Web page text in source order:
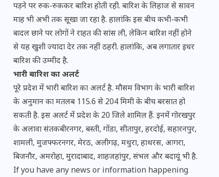
पड़ने पर रुक-रुककर बारिश होती रही. बारिश के लिहाज से सावन
माह भी अभी तक सूखा जा रहा है. हालांकि इस बीच कभी-कभी
बादल छाने पर लोगों ने राहत की सांस ली, लेकिन बारिश नहीं होने
से यह खुशी ज्यादा देर तक नहीं ठहरी. हालांकि, अब लगातार इधर
बारिश की उम्मीद है.
भारी बारिश का अलर्ट
पूरे प्रदेश में भारी बारिश का अलर्ट है. मौसम विभाग के भारी बारिश
के अनुमान का मतलब 115.6 से 204 मिमी के बीच बरसात हो
सकती है. इस अलर्ट में प्रदेश के 20 जिले शामिल हैं. इनमें गोरखपुर
के अलावा संतकबीरनगर, बस्ती, गोंडा, सीतापुर, हरदोई, सहारनपुर,
शामली, मुजफ्फरनगर, मेरठ, अलीगढ़, मथुरा, हाथरस, आगरा,
बिजनौर, अमरोहा, मुरादाबाद, शाहजहांपुर, संभल और बदायूं भी है.
If you have any news or information happening